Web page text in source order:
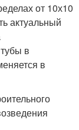
от 10х10
актуальный
в
в